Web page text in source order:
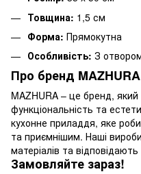
Товщина: 1,5 см
Форма: Прямокутна
Особливість: З
Про бренд MAZHURA
MAZHURA – це бренд, який
функціональність та
кухонне приладдя, яке
та приємнішим. Наші
матеріалів та
Замовляйте зараз!